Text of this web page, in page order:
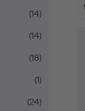
(14)
(14)
(18)
(1)
(24)